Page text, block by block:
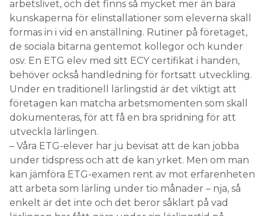
arbetslivet, och det finns så mycket mer än bara
kunskaperna för elinstallationer som eleverna skall
formas in i vid en anställning. Rutiner på företaget,
de sociala bitarna gentemot kollegor och kunder
osv. En ETG elev med sitt ECY certifikat i handen,
behöver också handledning för fortsatt utveckling.
Under en traditionell lärlingstid är det viktigt att
företagen kan matcha arbetsmomenten som skall
dokumenteras, för att få en bra spridning för att
utveckla lärlingen.
– Våra ETG-elever har ju bevisat att de kan jobba
under tidspress och att de kan yrket. Men om man
kan jämföra ETG-examen rent av mot erfarenheten
att arbeta som lärling under tio månader – nja, så
enkelt är det inte och det beror såklart på vad